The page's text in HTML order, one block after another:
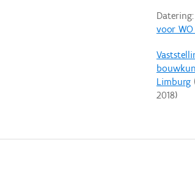
Datering:
voor WO
Limburg
2018)